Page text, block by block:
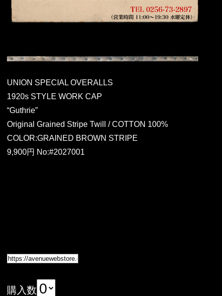
UNION SPECIAL OVERALLS
1920s STYLE WORK CAP
“Guthrie”
Original Grained Stripe Twill / COTTON 100%
COLOR:GRAINED BROWN STRIPE
9,900円 No:#2027001
購入数